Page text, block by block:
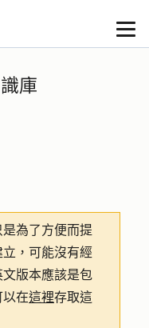
庫
是為了方便而提
，可能沒有經
版本應該是包
在這裡存取這